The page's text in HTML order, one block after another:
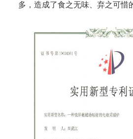
多，造成了食之无味、弃之可惜